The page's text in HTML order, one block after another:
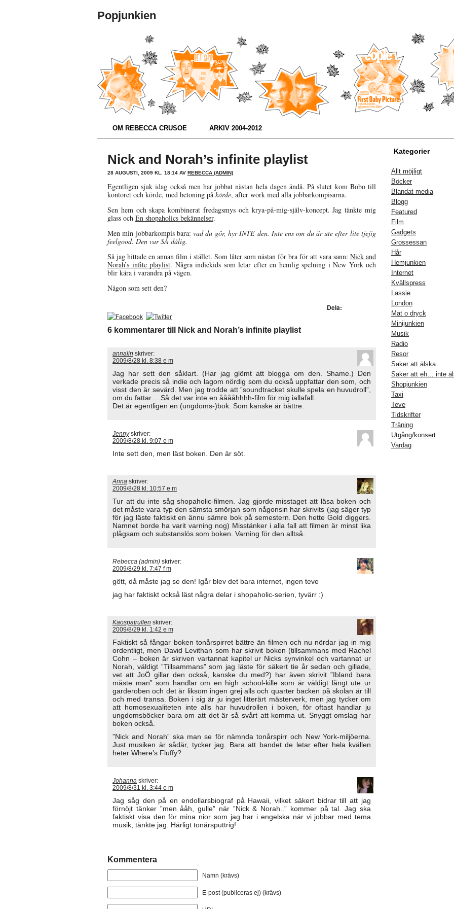
Popjunkien
OM REBECCA CRUSOE ARKIV 2004-2012
Nick and Norah’s infinite playlist
28 AUGUSTI, 2009 KL. 18:14 AV REBECCA (ADMIN)
Egentligen sjuk idag också men har jobbat nästan hela dagen ändå. På slutet kom Bobo till
kontoret och körde, med betoning på körde, after work med alla jobbarkompisarna.
Sen hem och skapa kombinerat fredagsmys och krya-på-mig-själv-koncept. Jag tänkte mig
glass och En shopaholics bekännelser.
Men min jobbarkompis bara:vad du gör, hyr INTE den. Inte ens om du är ute efter lite tjejig
feelgood. Den var SÅ dålig.
Så jag hittade en annan film i stället. Som låter som nästan för bra för att vara sann: Nick and
Norah’s infite playlist. Några indiekids som letar efter en hemlig spelning i New York och
blir kära i varandra på vägen.
Någon som sett den?
Dela:
6 kommentarer till Nick and Norah’s infinite playlist
annalin skriver:
2009/8/28 kl. 8:38 e m
Jag har sett den såklart. (Har jag glömt att blogga om den. Shame.) Den
verkade precis så indie och lagom nördig som du också uppfattar den som, och
visst den är sevärd. Men jag trodde att ”soundtracket skulle spela en huvudroll”,
om du fattar… Så det var inte en ååååhhhh-film för mig iallafall.
Det är egentligen en (ungdoms-)bok. Som kanske är bättre.
Jenny skriver:
2009/8/28 kl. 9:07 e m
Inte sett den, men läst boken. Den är söt.
Anna skriver:
2009/8/28 kl. 10:57 e m
Tur att du inte såg shopaholic-filmen. Jag gjorde misstaget att läsa boken och
det måste vara typ den sämsta smörjan som någonsin har skrivits (jag säger typ
för jag läste faktiskt en ännu sämre bok på semestern. Den hette Gold diggers.
Namnet borde ha varit varning nog) Misstänker i alla fall att filmen är minst lika
plågsam och substanslös som boken. Varning för den alltså.
Rebecca (admin) skriver:
2009/8/29 kl. 7:47 f m
gött, då måste jag se den! Igår blev det bara internet, ingen teve
jag har faktiskt också läst några delar i shopaholic-serien, tyvärr :)
Kaospatrullen skriver:
2009/8/29 kl. 1:42 e m
Faktiskt så fångar boken tonårspirret bättre än filmen och nu nördar jag in mig
ordentligt, men David Levithan som har skrivit boken (tillsammans med Rachel
Cohn – boken är skriven vartannat kapitel ur Nicks synvinkel och vartannat ur
Norah, väldigt ”Tillsammans” som jag läste för säkert tie år sedan och gillade,
vet att JoÖ gillar den också, kanske du med?) har även skrivit ”Ibland bara
måste man” som handlar om en high school-kille som är väldigt långt ute ur
garderoben och det är liksom ingen grej alls och quarter backen på skolan är till
och med transa. Boken i sig är ju inget litterärt mästerverk, men jag tycker om
att homosexualiteten inte alls har huvudrollen i boken, för oftast handlar ju
ungdomsböcker bara om att det är så svårt att komma ut. Snyggt omslag har
boken också.
”Nick and Norah” ska man se för nämnda tonårspirr och New York-miljöerna.
Just musiken är sådär, tycker jag. Bara att bandet de letar efter hela kvällen
heter Where’s Fluffy?
Johanna skriver:
2009/8/31 kl. 3:44 e m
Jag såg den på en endollarsbiograf på Hawaii, vilket säkert bidrar till att jag
förnöjt tänker ”men ååh, gulle” när ”Nick & Norah..” kommer på tal. Jag ska
faktiskt visa den för mina nior som jag har i engelska när vi jobbar med tema
musik, tänkte jag. Härligt tonårsputtrig!
Kommentera
Namn (krävs)
E-post (publiceras ej) (krävs)
Kategorier
Allt möjligt
Böcker
Blandat media
Blogg
Featured
Film
Gadgets
Grossessan
Hår
Hemjunkien
Internet
Kvällspress
Lassie
London
Mat o dryck
Minijunkien
Musik
Radio
Resor
Saker att älska
Saker att eh… inte
Shopjunkien
Taxi
Teve
Tidskrifter
Träning
Utgång/konsert
Vardag